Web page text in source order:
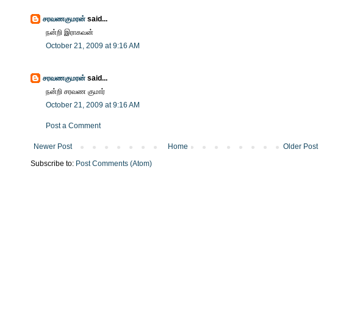
சரவணகுமரன் said...
நன்றி இராகவன்
October 21, 2009 at 9:16 AM
சரவணகுமரன் said...
நன்றி சரவண குமார்
October 21, 2009 at 9:16 AM
Post a Comment
Newer Post Older Post
Home
Subscribe to: Post Comments (Atom)